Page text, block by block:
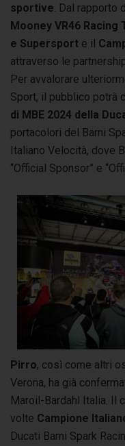
sportive . Dal
Mooney VR46 Racing
e Supersport e il
attraverso le
Per avvalorare
Sport, il pubblico potrà
di MBE 2024 della
portacolori del Barni
Italiano Velocità, dove
“Official Sponsor” e
Pirro, così come altri
Verona, ha già
Maroil-Bardahl Italia. Il
volte Campione
Ducati Barni Spark